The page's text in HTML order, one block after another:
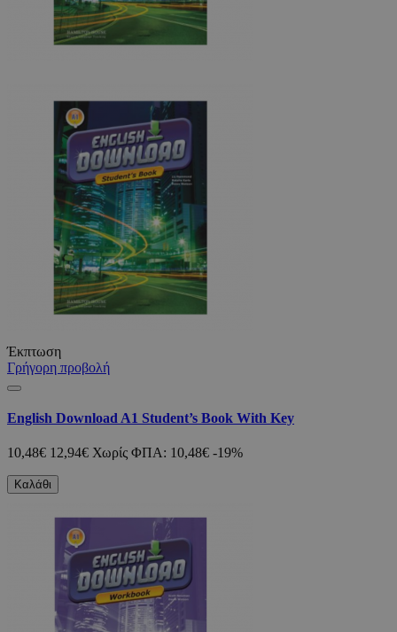
Έκπτωση
Γρήγορη προβολή
English Download A1 Student’s Book With Key
10,48€ 12,94€ Χωρίς ΦΠΑ: 10,48€ -19%
Καλάθι